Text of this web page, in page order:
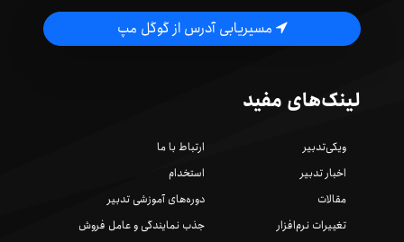
مسیریابی آدرس از گوگل مپ
لینک‌های مفید
ویکی‌تدبیر
اخبار تدبیر
مقالات
تغییرات نرم‌افزار
ارتباط با ما
استخدام
دوره‌های آموزشی تدبیر
جذب نمایندگی و عامل فروش